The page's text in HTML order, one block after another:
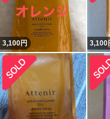
3,100円 3,100